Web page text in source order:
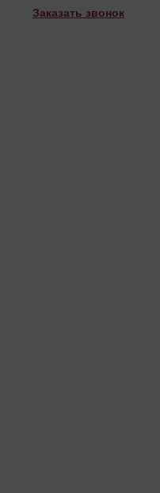
Заказать звонок